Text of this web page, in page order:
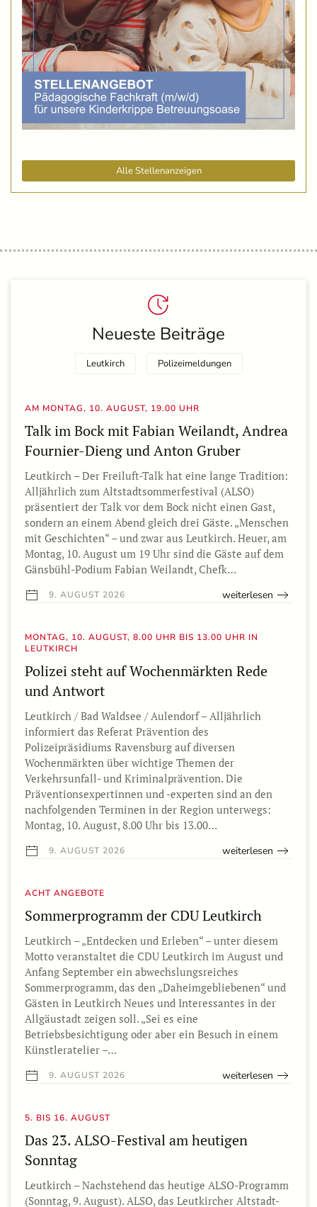
Alle Stellenanzeigen
Neueste Beiträge
Leutkirch Polizeimeldungen
AM MONTAG, 10. AUGUST, 19.00 UHR
Talk im Bock mit Fabian Weilandt, Andrea
Fournier-Dieng und Anton Gruber
Leutkirch – Der Freiluft-Talk hat eine lange Tradition:
Alljährlich zum Altstadtsommerfestival (ALSO)
präsentiert der Talk vor dem Bock nicht einen Gast,
sondern an einem Abend gleich drei Gäste. „Menschen
mit Geschichten“ – und zwar aus Leutkirch. Heuer, am
Montag, 10. August um 19 Uhr sind die Gäste auf dem
Gänsbühl-Podium Fabian Weilandt, Chefk…
9. AUGUST 2026 weiterlesen
MONTAG, 10. AUGUST, 8.00 UHR BIS 13.00 UHR IN
LEUTKIRCH
Polizei steht auf Wochenmärkten Rede
und Antwort
Leutkirch / Bad Waldsee / Aulendorf – Alljährlich
informiert das Referat Prävention des
Polizeipräsidiums Ravensburg auf diversen
Wochenmärkten über wichtige Themen der
Verkehrsunfall- und Kriminalprävention. Die
Präventionsexpertinnen und -experten sind an den
nachfolgenden Terminen in der Region unterwegs:
Montag, 10. August, 8.00 Uhr bis 13.00…
9. AUGUST 2026 weiterlesen
ACHT ANGEBOTE
Sommerprogramm der CDU Leutkirch
Leutkirch – „Entdecken und Erleben“ – unter diesem
Motto veranstaltet die CDU Leutkirch im August und
Anfang September ein abwechslungsreiches
Sommerprogramm, das den „Daheimgebliebenen“ und
Gästen in Leutkirch Neues und Interessantes in der
Allgäustadt zeigen soll. „Sei es eine
Betriebsbesichtigung oder aber ein Besuch in einem
Künstleratelier –…
9. AUGUST 2026 weiterlesen
5. BIS 16. AUGUST
Das 23. ALSO-Festival am heutigen
Sonntag
Leutkirch – Nachstehend das heutige ALSO-Programm
(Sonntag, 9. August). ALSO, das Leutkircher Altstadt-